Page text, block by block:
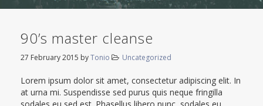
90’s master cleanse
27 February 2015 byTonio Uncategorized
Lorem ipsum dolor sit amet, consectetur adipiscing elit. In
at urna mi. Suspendisse sed purus quis neque fringilla